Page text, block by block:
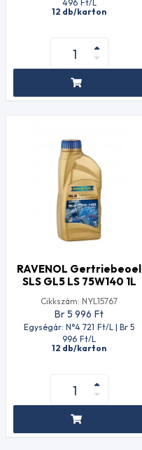
496 Ft/L
12 db/karton
RAVENOL Gertriebeoel
SLS GL5 LS 75W140 1L
Cikkszám: NYL15767
Br 5 996 Ft
Egységár: N°4 721 Ft/L | Br 5
996 Ft/L
12 db/karton